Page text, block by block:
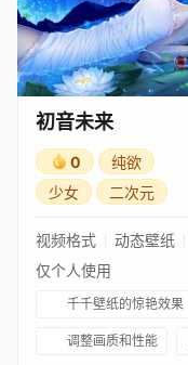
初音未来
0
纯欲
少女
二次元
视频格式 动态壁纸
仅个人使用
千千壁纸的惊艳效果
调整画质和性能